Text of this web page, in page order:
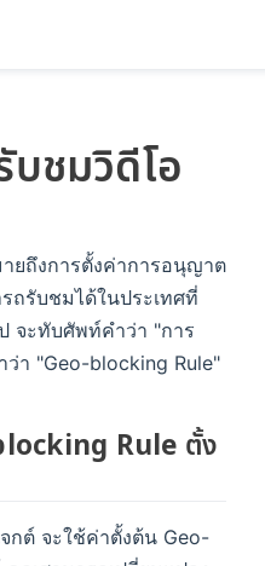
บชมวิดีโอ
ยถึงการตั้งค่าการอนุญาต
ถรับชมได้ในประเทศที่
จะทับศัพท์คำว่า "การ
า "Geo-blocking Rule"
Rule ตั้ง
กต์ จะใช้ค่าตั้งต้น Geo-